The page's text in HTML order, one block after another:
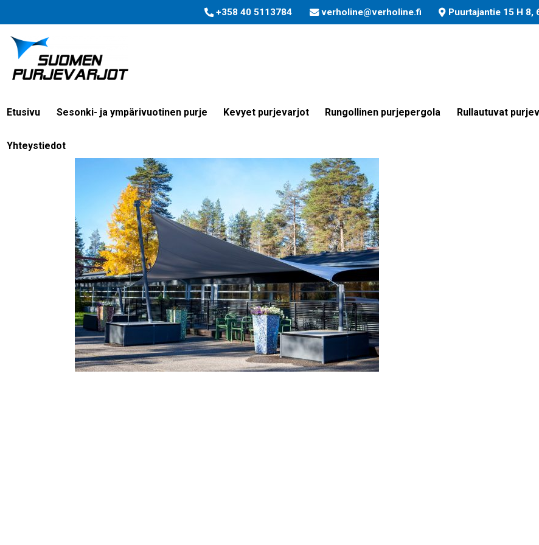
+358 40 5113784 verholine@verholine.fi Puurtajantie 15 H 8,
Etusivu Sesonki- ja ympärivuotinen purje Kevyet purjevarjot Rungollinen purjepergola Rullautuvat
Yhteystiedot
Pentik-